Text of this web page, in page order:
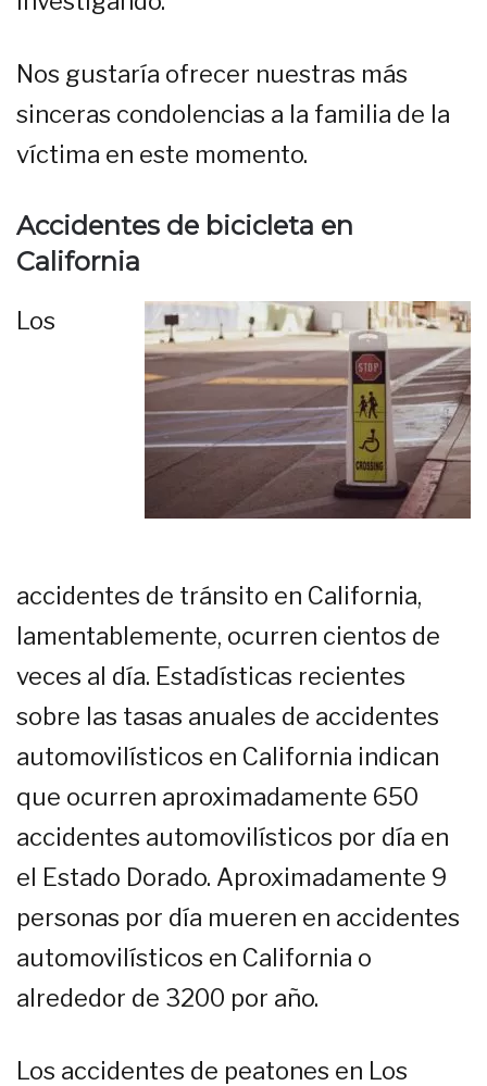
Nos gustaría ofrecer nuestras más
sinceras condolencias a la familia de la
víctima en este momento.
Accidentes de bicicleta en
California
Los
accidentes de tránsito en California,
lamentablemente, ocurren cientos de
veces al día. Estadísticas recientes
sobre las tasas anuales de accidentes
automovilísticos en California indican
que ocurren aproximadamente 650
accidentes automovilísticos por día en
el Estado Dorado. Aproximadamente 9
personas por día mueren en accidentes
automovilísticos en California o
alrededor de 3200 por año.
Los accidentes de peatones en Los